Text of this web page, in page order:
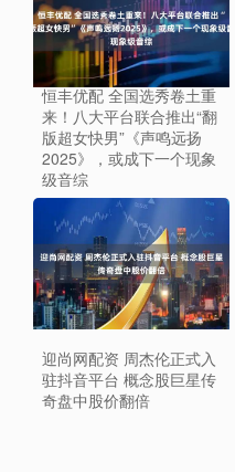
恒丰优配 全国选秀卷土重
来！八大平台联合推出“翻
版超女快男”《声鸣远扬
2025》，或成下一个现象
级音综
迎尚网配资 周杰伦正式入
驻抖音平台 概念股巨星传
奇盘中股价翻倍